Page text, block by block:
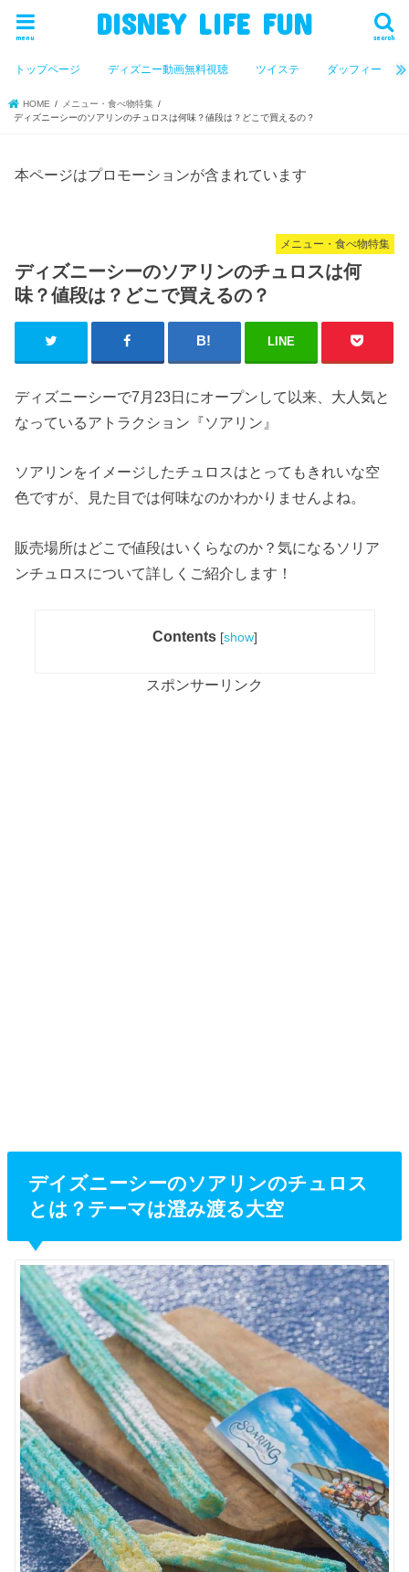
DISNEY LIFE FUN search
menu
トップページ ディズニー動画無料視聴 ツイステ ダッフィー
HOME
メニュー・食べ物特集
ディズニーシーのソアリンのチュロスは何味？値段は？どこで買えるの？
本ページはプロモーションが含まれています
メニュー・食べ物特集
ディズニーシーのソアリンのチュロスは何
味？値段は？どこで買えるの？
LINE
ディズニーシーで7月23日にオープンして以来、大人気と
なっているアトラクション『ソアリン』
ソアリンをイメージしたチュロスはとってもきれいな空
色ですが、見た目では何味なのかわかりませんよね。
販売場所はどこで値段はいくらなのか？気になるソリア
ンチュロスについて詳しくご紹介します！
Contents [show]
スポンサーリンク
デイズニーシーのソアリンのチュロス
とは？テーマは澄み渡る大空